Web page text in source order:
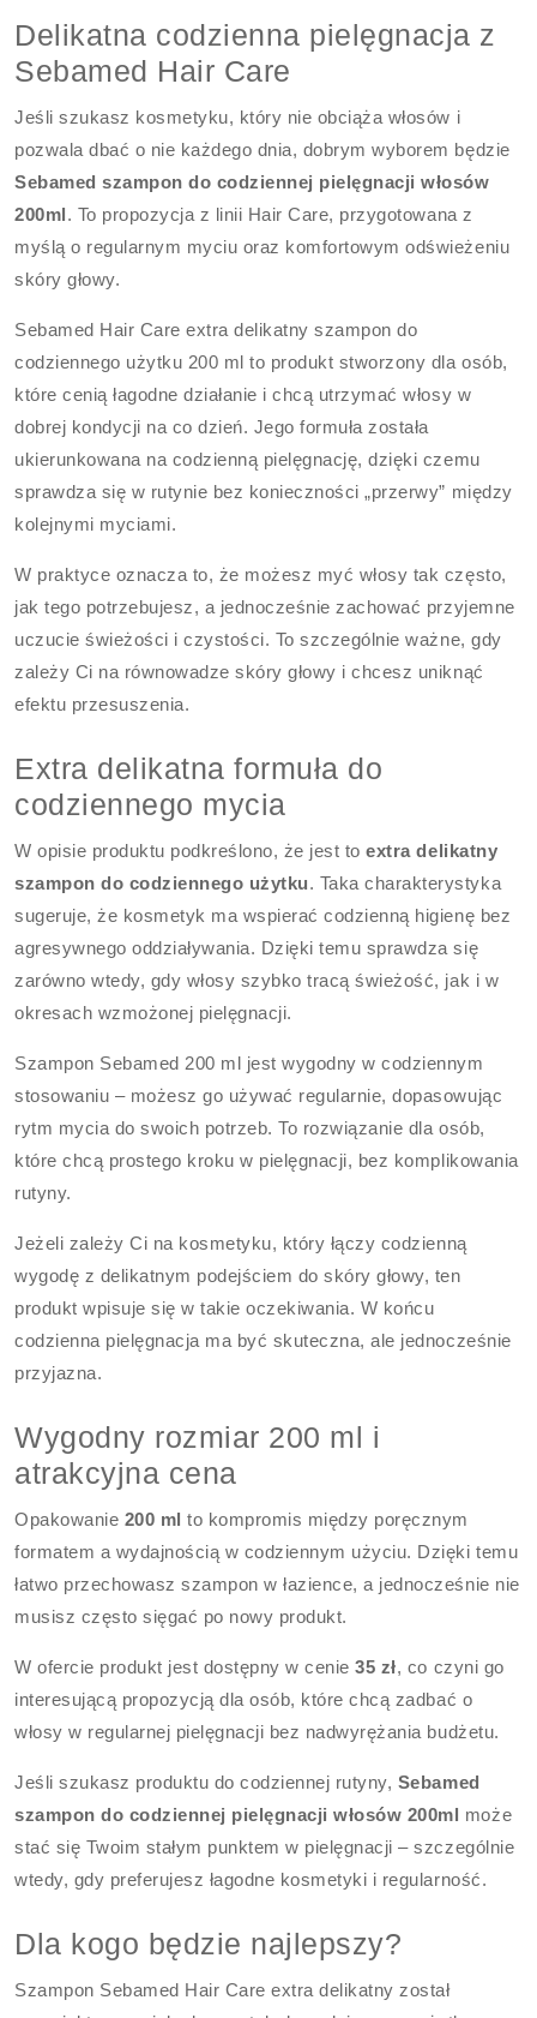
Delikatna codzienna pielęgnacja z
Sebamed Hair Care
Jeśli szukasz kosmetyku, który nie obciąża włosów i
pozwala dbać o nie każdego dnia, dobrym wyborem będzie
Sebamed szampon do codziennej pielęgnacji włosów
200ml. To propozycja z linii Hair Care, przygotowana z
myślą o regularnym myciu oraz komfortowym odświeżeniu
skóry głowy.
Sebamed Hair Care extra delikatny szampon do
codziennego użytku 200 ml to produkt stworzony dla osób,
które cenią łagodne działanie i chcą utrzymać włosy w
dobrej kondycji na co dzień. Jego formuła została
ukierunkowana na codzienną pielęgnację, dzięki czemu
sprawdza się w rutynie bez konieczności „przerwy” między
kolejnymi myciami.
W praktyce oznacza to, że możesz myć włosy tak często,
jak tego potrzebujesz, a jednocześnie zachować przyjemne
uczucie świeżości i czystości. To szczególnie ważne, gdy
zależy Ci na równowadze skóry głowy i chcesz uniknąć
efektu przesuszenia.
Extra delikatna formuła do
codziennego mycia
W opisie produktu podkreślono, że jest toextra delikatny
szampon do codziennego użytku. Taka charakterystyka
sugeruje, że kosmetyk ma wspierać codzienną higienę bez
agresywnego oddziaływania. Dzięki temu sprawdza się
zarówno wtedy, gdy włosy szybko tracą świeżość, jak i w
okresach wzmożonej pielęgnacji.
Szampon Sebamed 200 ml jest wygodny w codziennym
stosowaniu – możesz go używać regularnie, dopasowując
rytm mycia do swoich potrzeb. To rozwiązanie dla osób,
które chcą prostego kroku w pielęgnacji, bez komplikowania
rutyny.
Jeżeli zależy Ci na kosmetyku, który łączy codzienną
wygodę z delikatnym podejściem do skóry głowy, ten
produkt wpisuje się w takie oczekiwania. W końcu
codzienna pielęgnacja ma być skuteczna, ale jednocześnie
przyjazna.
Wygodny rozmiar 200 ml i
atrakcyjna cena
Opakowanie 200 ml to kompromis między poręcznym
formatem a wydajnością w codziennym użyciu. Dzięki temu
łatwo przechowasz szampon w łazience, a jednocześnie nie
musisz często sięgać po nowy produkt.
W ofercie produkt jest dostępny w cenie35 zł, co czyni go
interesującą propozycją dla osób, które chcą zadbać o
włosy w regularnej pielęgnacji bez nadwyrężania budżetu.
Jeśli szukasz produktu do codziennej rutyny, Sebamed
szampon do codziennej pielęgnacji włosów 200ml może
stać się Twoim stałym punktem w pielęgnacji – szczególnie
wtedy, gdy preferujesz łagodne kosmetyki i regularność.
Dla kogo będzie najlepszy?
Szampon Sebamed Hair Care extra delikatny został